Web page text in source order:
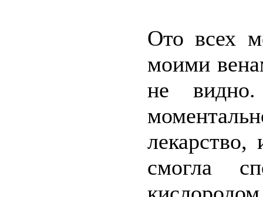
Ото всех
моими
не
смогла